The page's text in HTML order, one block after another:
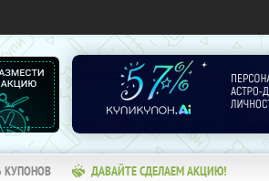
КУПОНОВ ДАВАЙТЕ СДЕЛАЕМ АКЦИЮ!